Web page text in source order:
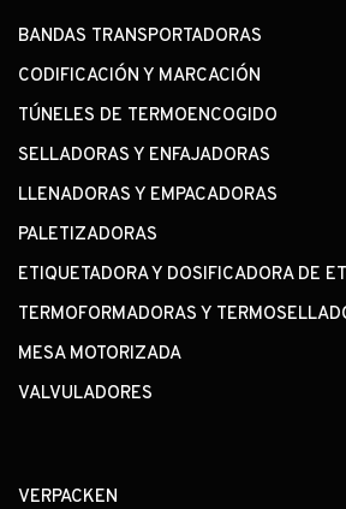
BANDAS TRANSPORTADORAS
CODIFICACIÓN Y MARCACIÓN
TÚNELES DE TERMOENCOGIDO
SELLADORAS Y ENFAJADORAS
LLENADORAS Y EMPACADORAS
PALETIZADORAS
ETIQUETADORA Y DOSIFICADORA DE
TERMOFORMADORAS Y
MESA MOTORIZADA
VALVULADORES
VERPACKEN